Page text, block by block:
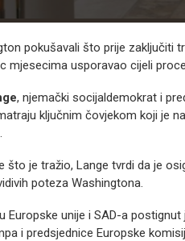
pokušavali što prije zaključiti
mjesecima usporavao cijeli
, njemački socijaldemokrat i
ključnim čovjekom koji je
što je tražio, Lange tvrdi da je
poteza Washingtona.
Europske unije i SAD-a
i predsjednice Europske